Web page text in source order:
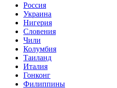
Россия
Украина
Нигерия
Словения
Чили
Колумбия
Таиланд
Италия
Гонконг
Филиппины